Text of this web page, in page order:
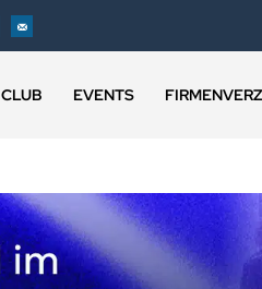
CLUB EVENTS